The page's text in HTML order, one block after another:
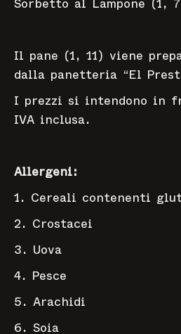
Il pane (1, 11) viene
dalla panetteria “El
I prezzi si intendono in
IVA inclusa.
Allergeni:
1. Cereali contenenti
2. Crostacei
3. Uova
4. Pesce
5. Arachidi
6. Soia